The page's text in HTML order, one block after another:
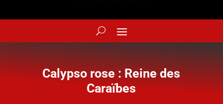
Calypso rose : Reine des
Caraïbes